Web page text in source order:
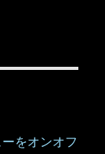
をオンオフ